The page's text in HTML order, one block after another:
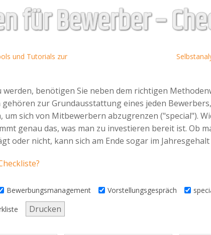
für Bewerber –
und Tutorials zur
benötigen Sie neben dem richtigen
zur Grundausstattung eines jeden
um sich von Mitbewerbern abzugrenzen ("special").
genau das, was man zu investieren bereit ist. Ob
oder nicht, kann sich am Ende sogar im Jahresgehalt
Bewerbungsmanagement Vorstellungsgespräch
Drucken